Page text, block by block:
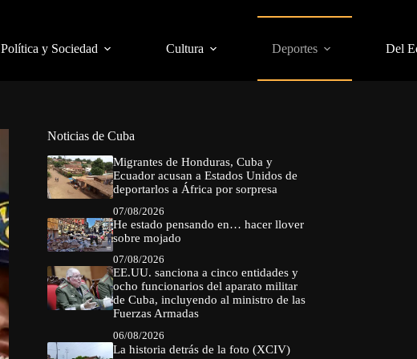
Política y Sociedad Cultura Deportes Del
Noticias de Cuba
Migrantes de Honduras, Cuba y
Ecuador acusan a Estados Unidos de
deportarlos a África por sorpresa
07/08/2026
He estado pensando en… hacer llover
sobre mojado
07/08/2026
EE.UU. sanciona a cinco entidades y
ocho funcionarios del aparato militar
de Cuba, incluyendo al ministro de las
Fuerzas Armadas
06/08/2026
La historia detrás de la foto (XCIV)